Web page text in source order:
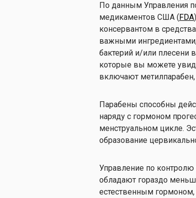
По данным Управления
медикаментов США (FDA
консервантом в
важными
бактерий и/или плесени
которые вы можете
включают метилпарабен,
Парабены способны
наряду с гормоном
менструальном цикле.
образование
Управление по контролю
обладают гораздо
естественным